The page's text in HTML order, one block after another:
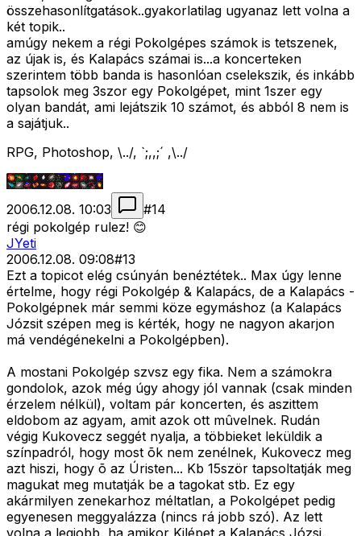
összehasonlítgatások..gyakorlatilag ugyanaz lett volna a
két topik..
amúgy nekem a régi Pokolgépes számok is tetszenek,
az újak is, és Kalapács számai is...a koncerteken
szerintem több banda is hasonlóan cselekszik, és inkább
tapsolok meg 3szor egy Pokolgépet, mint 1szer egy
olyan bandát, ami lejátszik 10 számot, és abból 8 nem is
a sajátjuk..
RPG, Photoshop, \../, `;,,;´ ,\../
2006.12.08. 10:03 #14
régi pokolgép rulez! 😊
JYeti
2006.12.08. 09:08#13
Ezt a topicot elég csúnyán benéztétek.. Max úgy lenne
értelme, hogy régi Pokolgép & Kalapács, de a Kalapács -
Pokolgépnek már semmi köze egymáshoz (a Kalapács
Józsit szépen meg is kérték, hogy ne nagyon akarjon
má vendégénekelni a Pokolgépben).
A mostani Pokolgép szvsz egy fika. Nem a számokra
gondolok, azok még úgy ahogy jól vannak (csak minden
érzelem nélkül), voltam pár koncerten, és aszittem
eldobom az agyam, amit azok ott mûvelnek. Rudán
végig Kukovecz seggét nyalja, a többieket leküldik a
színpadról, hogy most õk nem zenélnek, Kukovecz meg
azt hiszi, hogy õ az Úristen... Kb 15ször tapsoltatják meg
magukat meg mutatják be a tagokat stb. Ez egy
akármilyen zenekarhoz méltatlan, a Pokolgépet pedig
egyenesen meggyalázza (nincs rá jobb szó). Az lett